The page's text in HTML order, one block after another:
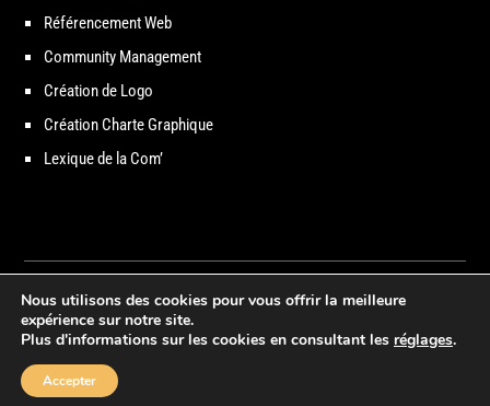
Référencement Web
Community Management
Création de Logo
Création Charte Graphique
Lexique de la Com’
Copyright © 2021 – Break-Out Company – Agence de communication
Nous utilisons des cookies pour vous offrir la meilleure
expérience sur notre site.
Plus d'informations sur les cookies en consultant les réglages.
Accepter